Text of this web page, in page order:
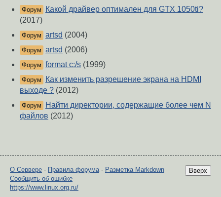
Форум
Какой драйвер оптимален для GTX 1050ti?
(2017)
Форум artsd (2004)
Форум artsd (2006)
Форум format c:/s (1999)
Форум
Как изменить разрешение экрана на HDMI
выходе ? (2012)
Форум
Найти директории, содержащие более чем N
файлов (2012)
Вверх
О Сервере - Правила форума- Разметка Markdown
Сообщить об ошибке
https://www.linux.org.ru/